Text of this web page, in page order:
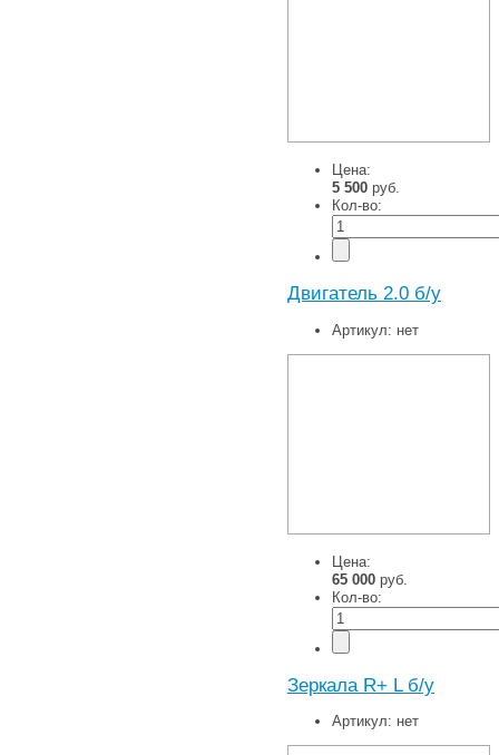
Цена:
5 500 руб.
Кол-во:
Двигатель 2.0 б/у
Артикул: нет
Цена:
65 000 руб.
Кол-во:
Зеркала R+ L б/у
Артикул: нет